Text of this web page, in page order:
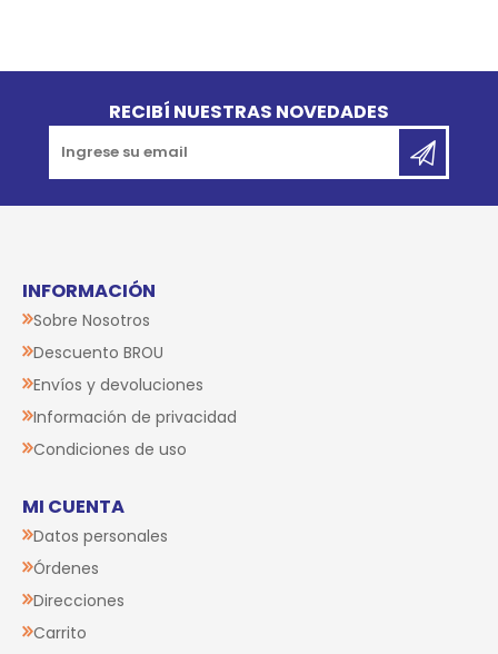
RECIBÍ NUESTRAS NOVEDADES
INFORMACIÓN
Sobre Nosotros
Descuento BROU
Envíos y devoluciones
Información de privacidad
Condiciones de uso
MI CUENTA
Datos personales
Órdenes
Direcciones
Carrito